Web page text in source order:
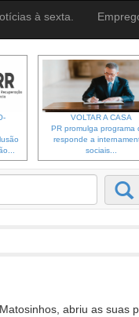
à sexta.
VOLTAR A CASA
PR promulga programa
responde a
sociais...
abriu as suas